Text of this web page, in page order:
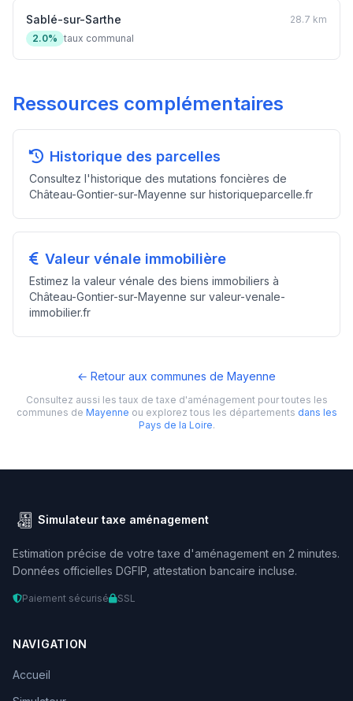
Sablé-sur-Sarthe
28.7 km
2.0% taux communal
Ressources complémentaires
Historique des parcelles
Consultez l'historique des mutations foncières de
Château-Gontier-sur-Mayenne sur historiqueparcelle.fr
Valeur vénale immobilière
Estimez la valeur vénale des biens immobiliers à
Château-Gontier-sur-Mayenne sur valeur-venale-
immobilier.fr
← Retour aux communes de Mayenne
Consultez aussi les taux de taxe d'aménagement pour toutes les
communes de Mayenne ou explorez tous les départements dans les
Pays de la Loire.
Simulateur taxe aménagement
Estimation précise de votre taxe d'aménagement en 2 minutes.
Données officielles DGFIP, attestation bancaire incluse.
Paiement sécurisé SSL
NAVIGATION
Accueil